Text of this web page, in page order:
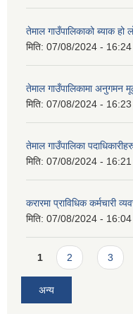
तेमाल गाउँपालिकाको ब्याक हो
मिति: 07/08/2024 - 16:24
तेमाल गाउँपालिकामा अनुगमन
मिति: 07/08/2024 - 16:23
तेमाल गाउँपालिका
मिति: 07/08/2024 - 16:21
करारमा प्राविधिक कर्मचारी
मिति: 07/08/2024 - 16:04
Pages
1 2 3
अन्य